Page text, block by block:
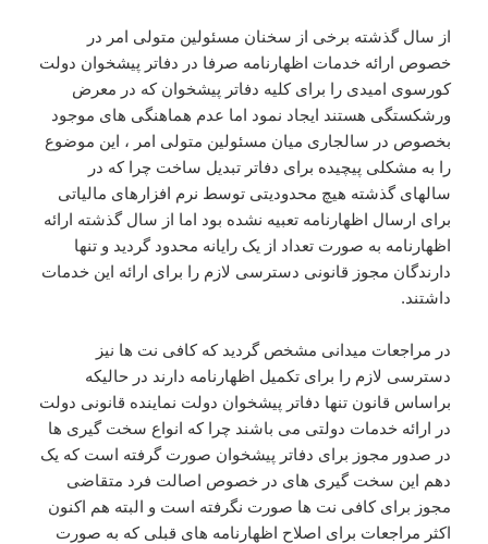
از سال گذشته برخی از سخنان مسئولین متولی امر در
خصوص ارائه خدمات اظهارنامه صرفا در دفاتر پیشخوان دولت
کورسوی امیدی را برای کلیه دفاتر پیشخوان که در معرض
ورشکستگی هستند ایجاد نمود اما عدم هماهنگی های موجود
بخصوص در سالجاری میان مسئولین متولی امر ، این موضوع
را به مشکلی پیچیده برای دفاتر تبدیل ساخت چرا که در
سالهای گذشته هیچ محدودیتی توسط نرم افزارهای مالیاتی
برای ارسال اظهارنامه تعبیه نشده بود اما از سال گذشته ارائه
اظهارنامه به صورت تعداد از یک رایانه محدود گردید و تنها
دارندگان مجوز قانونی دسترسی لازم را برای ارائه این خدمات
داشتند.
در مراجعات میدانی مشخص گردید که کافی نت ها نیز
دسترسی لازم را برای تکمیل اظهارنامه دارند در حالیکه
براساس قانون تنها دفاتر پیشخوان دولت نماینده قانونی دولت
در ارائه خدمات دولتی می باشند چرا که انواع سخت گیری ها
در صدور مجوز برای دفاتر پیشخوان صورت گرفته است که یک
دهم این سخت گیری های در خصوص اصالت فرد متقاضی
مجوز برای کافی نت ها صورت نگرفته است و البته هم اکنون
اکثر مراجعات برای اصلاح اظهارنامه های قبلی که به صورت